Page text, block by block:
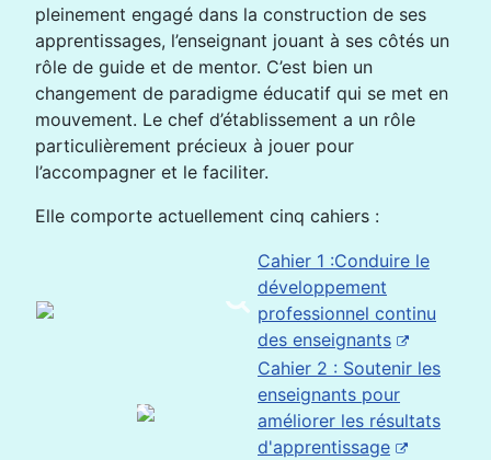
pleinement engagé dans la construction de ses
apprentissages, l’enseignant jouant à ses côtés un
rôle de guide et de mentor. C’est bien un
changement de paradigme éducatif qui se met en
mouvement. Le chef d’établissement a un rôle
particulièrement précieux à jouer pour
l’accompagner et le faciliter.
Elle comporte actuellement cinq cahiers :
Cahier 1 :Conduire le
développement
professionnel continu
des enseignants
Cahier 2 : Soutenir les
enseignants pour
améliorer les résultats
d'apprentissage